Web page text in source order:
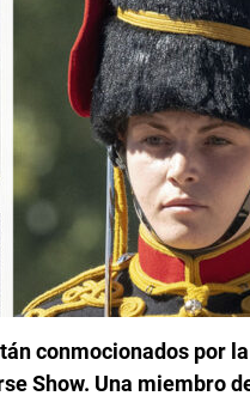
conmocionados por
Show. Una miembro